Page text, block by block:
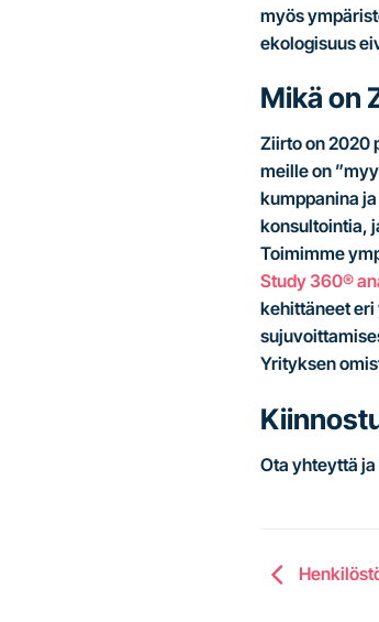
myös
ekologisuus
Mikä on
Ziirto on 2020
meille on
kumppanina
konsultointia,
Toimimme
Study 360®
kehittäneet
Yrityksen
Ota yhteyttä